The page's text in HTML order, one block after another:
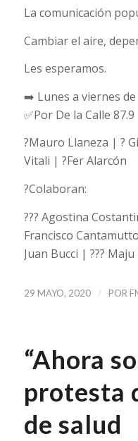
La comunicación
Cambiar el aire,
Les esperamos.
➡️ Lunes a viernes
✅Por De la Calle 87.9
?Mauro Llaneza | ?
Vitali | ?Fer Alarcón
?Colaboran:
??‍? Agostina
Francisco
Juan Bucci | ??‍?
29 MAYO, 2020 / POR
“Ahora
protesta
de salud